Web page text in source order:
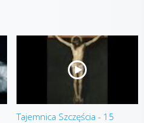
Tajemnica Szczęścia - 15